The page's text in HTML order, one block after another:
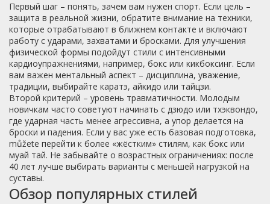
Первый шаг – понять, зачем вам нужен спорт. Если цель –
защита в реальной жизни, обратите внимание на техники,
которые отрабатывают в ближнем контакте и включают
работу с ударами, захватами и бросками. Для улучшения
физической формы подойдут стили с интенсивными
кардиоупражнениями, например, бокс или кикбоксинг. Если
вам важен ментальный аспект – дисциплина, уважение,
традиции, выбирайте каратэ, айкидо или тайцзи.
Второй критерий – уровень травматичности. Молодым
новичкам часто советуют начинать с дзюдо или тхэквондо,
где ударная часть менее агрессивна, а упор делается на
броски и падения. Если у вас уже есть базовая подготовка,
můžete перейти к более «жёстким» стилям, как бокс или
муай тай. Не забывайте о возрастных ограничениях: после
40 лет лучше выбирать варианты с меньшей нагрузкой на
суставы.
Обзор популярных стилей